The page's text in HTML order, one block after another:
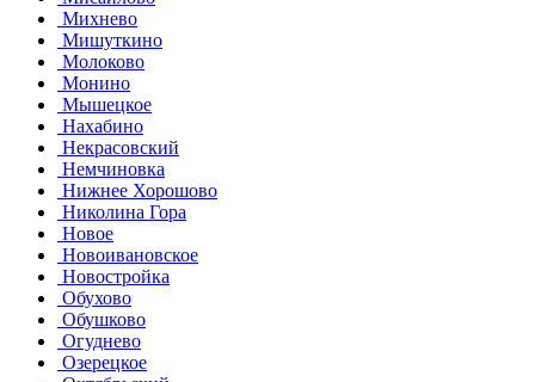
Михнево
Мишуткино
Молоково
Монино
Мышецкое
Нахабино
Некрасовский
Немчиновка
Нижнее Хорошово
Николина Гора
Новое
Новоивановское
Новостройка
Обухово
Обушково
Огуднево
Озерецкое